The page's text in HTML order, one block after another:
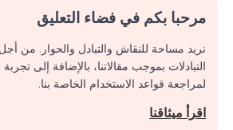
مرحبا بكم في فضاء التعليق
نريد مساحة للنقاش والتبادل والحوار. من
التبادلات بموجب مقالاتنا، بالإضافة إلى
لمراجعة قواعد الاستخدام الخاصة بنا.
اقرأ ميثاقنا